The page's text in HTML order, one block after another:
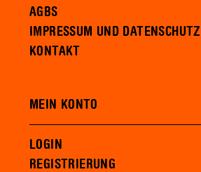
AGBS
IMPRESSUM UND DATENSCHUTZ
KONTAKT
MEIN KONTO
LOGIN
REGISTRIERUNG